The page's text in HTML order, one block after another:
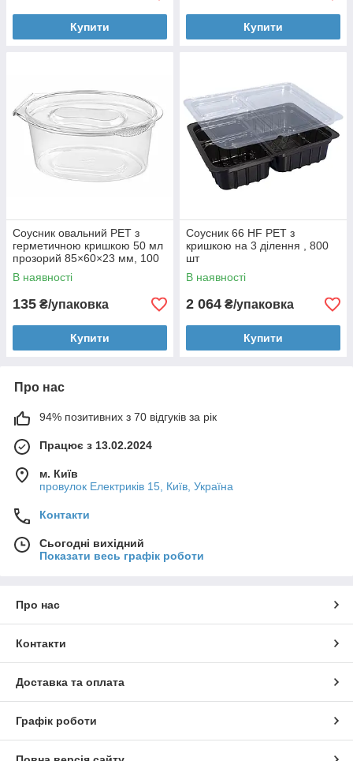
Купити Купити
Соусник овальний PET з
герметичною кришкою 50 мл
прозорий 85×60×23 мм, 100
шт (Туреччина)
В наявності
135 ₴/упаковка
Купити
Соусник 66 HF PET з
кришкою на 3 ділення , 800
шт
В наявності
2 064 ₴/упаковка
Купити
Про нас
94% позитивних з 70 відгуків за рік
Працює з 13.02.2024
м. Київ
провулок Електриків 15, Київ, Україна
Контакти
Сьогодні вихідний
Показати весь графік роботи
Про нас
Контакти
Доставка та оплата
Графік роботи